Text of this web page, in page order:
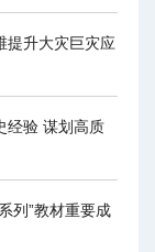
提升大灾巨灾应
经验 谋划高质
列”教材重要成